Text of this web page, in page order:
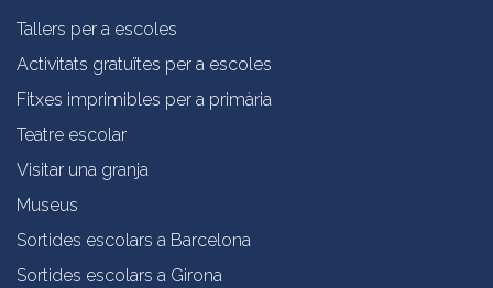
Tallers per a escoles
Activitats gratuïtes per a escoles
Fitxes imprimibles per a primària
Teatre escolar
Visitar una granja
Museus
Sortides escolars a Barcelona
Sortides escolars a Girona